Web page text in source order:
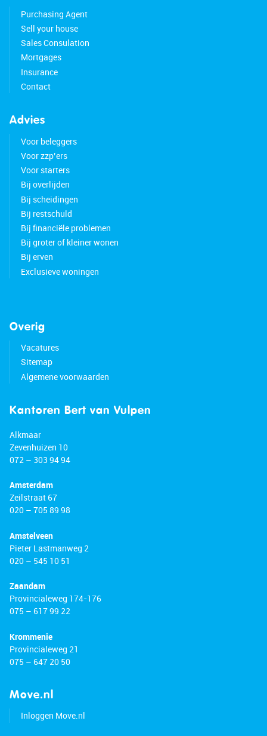
Purchasing Agent
Sell your house
Sales Consulation
Mortgages
Insurance
Contact
Advies
Voor beleggers
Voor zzp’ers
Voor starters
Bij overlijden
Bij scheidingen
Bij restschuld
Bij financiële problemen
Bij groter of kleiner wonen
Bij erven
Exclusieve woningen
Overig
Vacatures
Sitemap
Algemene voorwaarden
Kantoren Bert van Vulpen
Alkmaar
Zevenhuizen 10
072 – 303 94 94
Amsterdam
Zeilstraat 67
020 – 705 89 98
Amstelveen
Pieter Lastmanweg 2
020 – 545 10 51
Zaandam
Provincialeweg 174-176
075 – 617 99 22
Krommenie
Provincialeweg 21
075 – 647 20 50
Move.nl
Inloggen Move.nl